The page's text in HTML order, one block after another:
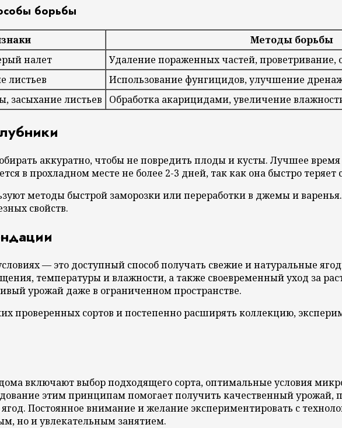
борьбы
Методы борьбы
налет
Удаление пораженных частей, проветривание,
листьев
Использование фунгицидов, улучшение
засыхание листьев Обработка акарицидами, увеличение
аккуратно, чтобы не повредить плоды и кусты. Лучшее
в прохладном месте не более 2-3 дней, так как она быстро теряет
методы быстрой заморозки или переработки в джемы и
свойств.
— это доступный способ получать свежие и натуральные
температуры и влажности, а также своевременный уход за
урожай даже в ограниченном пространстве.
проверенных сортов и постепенно расширять коллекцию,
включают выбор подходящего сорта, оптимальные условия
этим принципам помогает получить качественный урожай,
Постоянное внимание и желание экспериментировать с
но и увлекательным занятием.